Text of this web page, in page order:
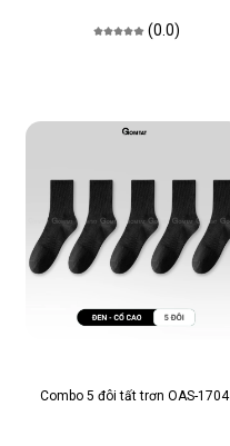
(0.0)
Combo 5 đôi tất trơn OAS-1704